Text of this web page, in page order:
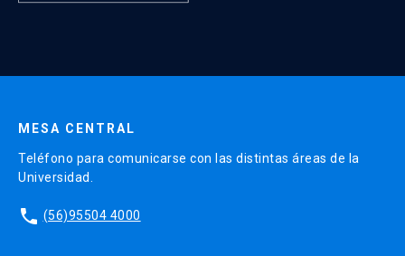
seguro de salud con cobertura médica
seguro de salud, la universidad ofrece
en caso de enfermedad o accidente.
MESA CENTRAL
Teléfono para comunicarse con las distintas áreas de la
Universidad.
phone (56)95504 4000